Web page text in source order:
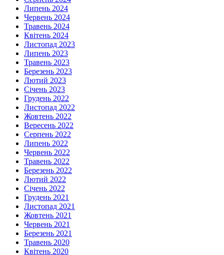
Липень 2024
Червень 2024
Травень 2024
Квітень 2024
Листопад 2023
Липень 2023
Травень 2023
Березень 2023
Лютий 2023
Січень 2023
Грудень 2022
Листопад 2022
Жовтень 2022
Вересень 2022
Серпень 2022
Липень 2022
Червень 2022
Травень 2022
Березень 2022
Лютий 2022
Січень 2022
Грудень 2021
Листопад 2021
Жовтень 2021
Червень 2021
Березень 2021
Травень 2020
Квітень 2020